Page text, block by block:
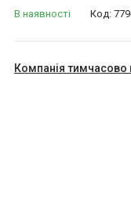
В наявності Код:
Компанія